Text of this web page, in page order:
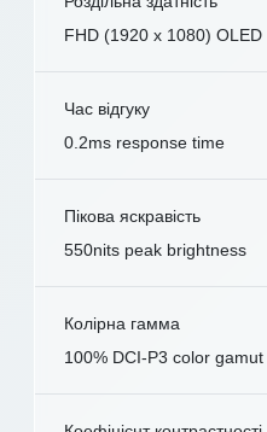
FHD (1920 x 1080)
Час відгуку
0.2ms response time
Пікова яскравість
550nits peak brightness
Колірна гамма
100% DCI-P3 color gamut